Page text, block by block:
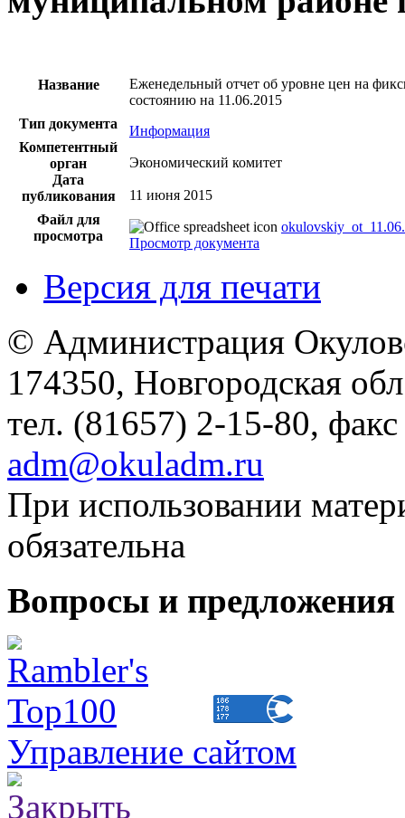
Название
Еженедельный отчет об уровне цен на
состоянию на 11.06.2015
Тип документа
Информация
Компетентный
орган
Экономический комитет
Дата
публикования
11 июня 2015
Файл для
просмотра
Просмотр документа
Версия для печати
© Администрация
174350, Новгородская
тел. (81657) 2-15-80,
adm@okuladm.ru
При использовании
обязательна
Вопросы и
Управление сайтом